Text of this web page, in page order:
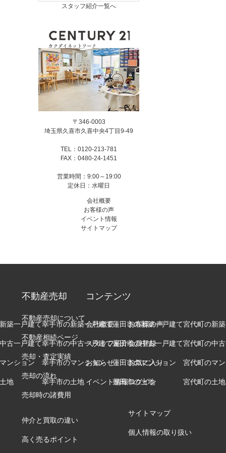
スタッフ紹介一覧へ
〒346-0003
埼玉県久喜市久喜中央4丁目9-49
TEL：0120-213-781
FAX：0480-24-1451
営業時間：9:00～19:00
定休日：水曜日
会社概要
お客様の声
イベント情報
サイトマップ
築一戸建て
古一戸建て
ンション
地
幸手市の新築一戸建て
幸手市の中古一戸建て
幸手市のマンション
幸手市の土地
蓮田市の新築一戸建て
蓮田市の中古一戸建て
蓮田市のマンション
蓮田市の土地
宮代町の新
宮代町の中
宮代町のマ
宮代町の土地
不動産売却
不動産売却について
不動産相続ページ
売却・査定実績
売却の流れ
売却時の諸費用
仲介と買取の違い
高く売るポイント
コンテンツ
会社概要
スタッフ紹介
お知らせ
イベント情報
お客様の声
会員登録
お気に入り
ログイン
サイトマップ
個人情報の取り扱い